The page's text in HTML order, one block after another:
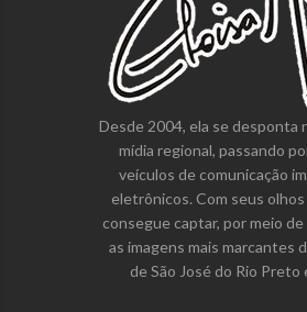
Desde 2004, ela se desponta
mídia regional, passando
veículos de comunicação
eletrônicos. Com seus
consegue captar, por meio
as imagens mais marcantes
de São José do Rio Preto